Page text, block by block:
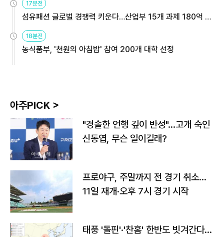
17분전
섬유패션 글로벌 경쟁력 키운다…산업부 15개 과제 180억 지
원
18분전
농식품부, '천원의 아침밥' 참여 200개 대학 선정
아주PICK >
"경솔한 언행 깊이 반성"…고개 숙인
신동엽, 무슨 일이길래?
프로야구, 주말까지 전 경기 취소…
11일 재개·오후 7시 경기 시작
태풍 '돌핀'·'찬홈' 한반도 빗겨간다…